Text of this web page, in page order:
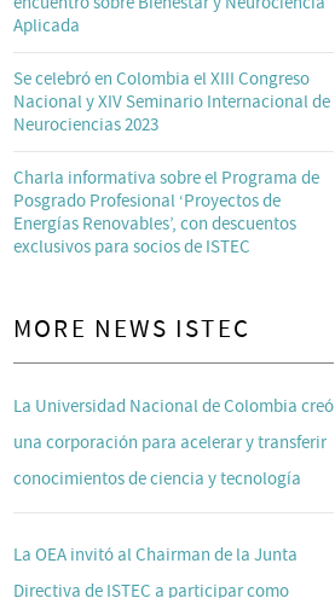
Aplicada
Se celebró en Colombia el XIII Congreso
Nacional y XIV Seminario Internacional de
Neurociencias 2023
Charla informativa sobre el Programa de
Posgrado Profesional ‘Proyectos de
Energías Renovables’, con descuentos
exclusivos para socios de ISTEC
MORE NEWS ISTEC
La Universidad Nacional de Colombia creó
una corporación para acelerar y transferir
conocimientos de ciencia y tecnología
La OEA invitó al Chairman de la Junta
Directiva de ISTEC a participar como